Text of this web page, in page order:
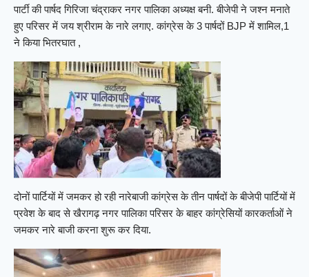
पार्टी की पार्षद गिरिजा चंद्राकर नगर पालिका अध्यक्ष बनी. बीजेपी ने जश्न मनाते
हुए परिसर में जय श्रीराम के नारे लगाए. कांग्रेस के 3 पार्षदों BJP में शामिल,1
ने किया भितरघात ,
दोनों पार्टियों में जमकर हो रही नारेबाजी कांग्रेस के तीन पार्षदों के बीजेपी पार्टियों में
प्रवेश के बाद से खैरागढ़ नगर पालिका परिसर के बाहर कांग्रेसियों कारकर्ताओं ने
जमकर नारे बाजी करना शुरू कर दिया.